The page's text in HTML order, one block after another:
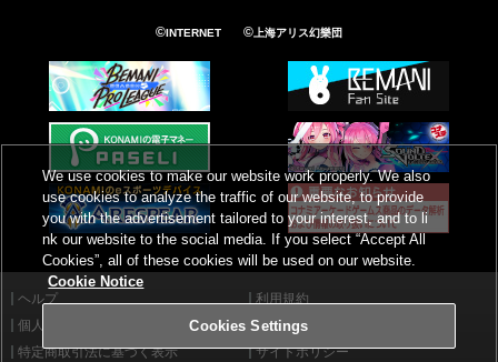
©INTERNET ©上海アリス幻樂団
ヘルプ
利用規約
個人情報等保護方針
外部送信について
特定商取引法に基づく表示
サイトポリシー
We use cookies to make our website work properly. We also
use cookies to analyze the traffic of our website, to provide
you with the advertisement tailored to your interest, and to li
nk our website to the social media. If you select “Accept All
Cookies”, all of these cookies will be used on our website.
Cookie Notice
Cookies Settings